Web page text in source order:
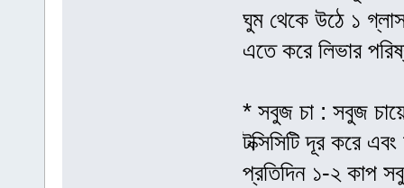
ঘুম থেকে উঠে ১
এতে করে লিভার
* সবুজ চা : সবুজ
টক্সিসিটি দূর করে
প্রতিদিন ১-২ কাপ